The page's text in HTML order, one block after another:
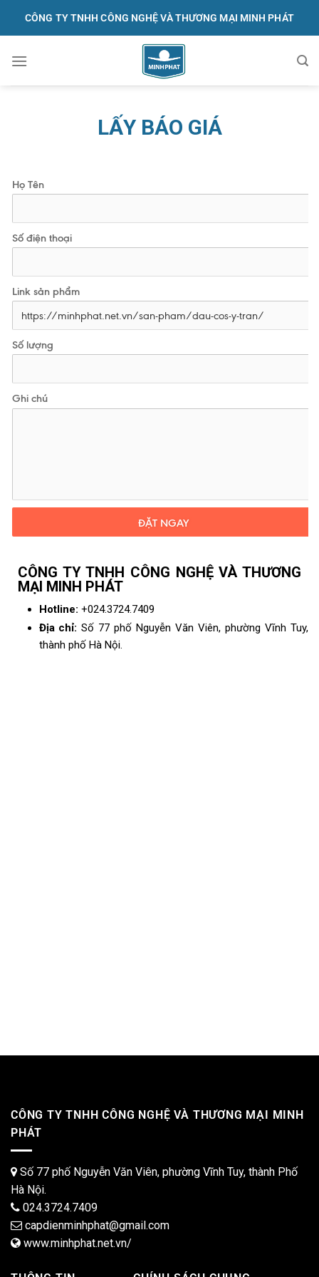
CÔNG TY TNHH CÔNG NGHỆ VÀ THƯƠNG MẠI MINH PHÁT
LẤY BÁO GIÁ
Họ Tên
Số điện thoại
Link sản phẩm
Số lượng
Ghi chú
ĐẶT NGAY
CÔNG TY TNHH CÔNG NGHỆ VÀ THƯƠNG
MẠI MINH PHÁT
Hotline: +024.3724.7409
Địa chỉ: Số 77 phố Nguyễn Văn Viên, phường Vĩnh Tuy,
thành phố Hà Nội.
CÔNG TY TNHH CÔNG NGHỆ VÀ THƯƠNG MẠI MINH
PHÁT
Số 77 phố Nguyễn Văn Viên, phường Vĩnh Tuy, thành Phố
Hà Nội.
024.3724.7409
capdienminhphat@gmail.com
www.minhphat.net.vn/
091.570.1368